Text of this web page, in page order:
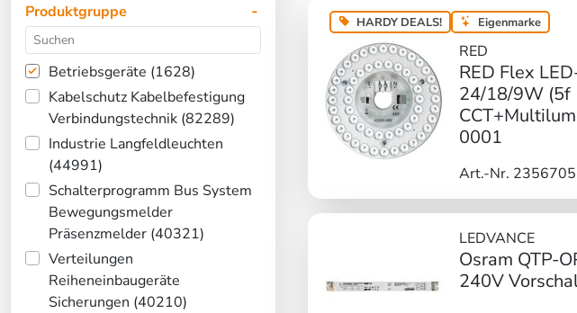
Produktgruppe
Betriebsgeräte (1628)
Kabelschutz Kabelbefestigung
Verbindungstechnik (82289)
Industrie Langfeldleuchten
(44991)
Schalterprogramm Bus System
Bewegungsmelder
Präsenzmelder (40321)
Verteilungen
Reiheneinbaugeräte
Sicherungen (40210)
HARDY DEALS! Eigenmarke
RED
RED Flex
24/18/9W (5f
0001
Art.-Nr. 2356705
LEDVANCE
Osram QTP-
240V